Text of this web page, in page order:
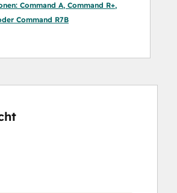
Command A, Command R+,
Command R7B